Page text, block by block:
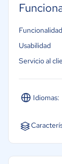
Idiomas:
Español
Funcionalidad
Usabilidad
Servicio al